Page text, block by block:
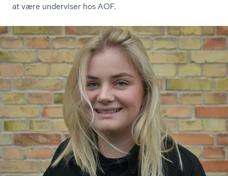
at være underviser hos AOF.